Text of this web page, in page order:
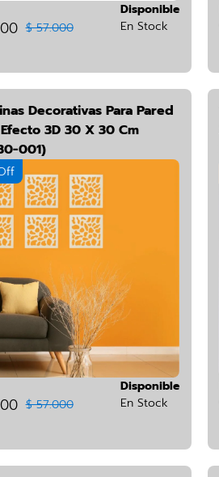
$ 57.000
Disponible
En Stock
Decorativas Para Pared
3D 30 X 30 Cm
001)
$ 57.000
Disponible
En Stock